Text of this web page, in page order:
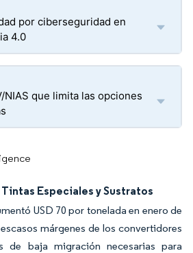
por ciberseguridad en
4.0
NIAS que limita las opciones
Especiales y Sustratos
USD 70 por tonelada en enero de
márgenes de los convertidores
de baja migración necesarias para